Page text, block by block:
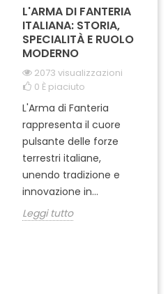
L'ARMA DI FANTERIA
ITALIANA: STORIA,
SPECIALITÀ E RUOLO
MODERNO
2073 visualizzazioni
0 È piaciuto
L'Arma di Fanteria
rappresenta il cuore
pulsante delle forze
terrestri italiane,
unendo tradizione e
innovazione in...
Leggi tutto